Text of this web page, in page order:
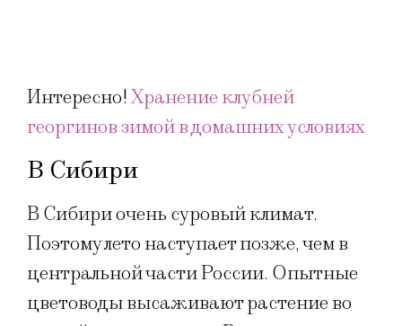
Интересно!Хранение клубней
георгинов зимой в домашних условиях
В Сибири
В Сибири очень суровый климат.
Поэтому лето наступает позже, чем в
центральной части России. Опытные
цветоводы высаживают растение во